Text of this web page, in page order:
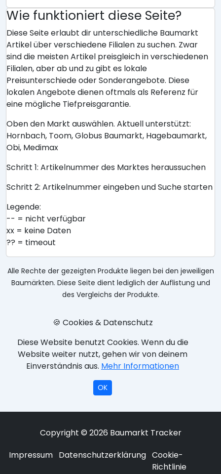
Wie funktioniert diese Seite?
Diese Seite erlaubt dir unterschiedliche Baumarkt
Artikel über verschiedene Filialen zu suchen. Zwar
sind die meisten Artikel preisgleich in verschiedenen
Filialen, aber ab und zu gibt es lokale
Preisunterschiede oder Sonderangebote. Diese
lokalen Angebote dienen oftmals als Referenz für
eine mögliche Tiefpreisgarantie.
Oben den Markt auswählen. Aktuell unterstützt:
Hornbach, Toom, Globus Baumarkt, Hagebaumarkt,
Obi, Medimax
Schritt 1: Artikelnummer des Marktes heraussuchen
Schritt 2: Artikelnummer eingeben und Suche starten
Legende:
-- = nicht verfügbar
xx = keine Daten
?? = timeout
Alle Rechte der gezeigten Produkte liegen bei den jeweiligen
Baumärkten. Diese Seite dient lediglich der Auflistung und
des Vergleichs der Produkte.
🍪 Cookies & Datenschutz
Diese Website benutzt Cookies. Wenn du die
Website weiter nutzt, gehen wir von deinem
Einverständnis aus. Mehr Informationen
OK
Copyright © 2026 Baumarkt Tracker
Impressum Datenschutzerklärung Cookie-
Richtlinie